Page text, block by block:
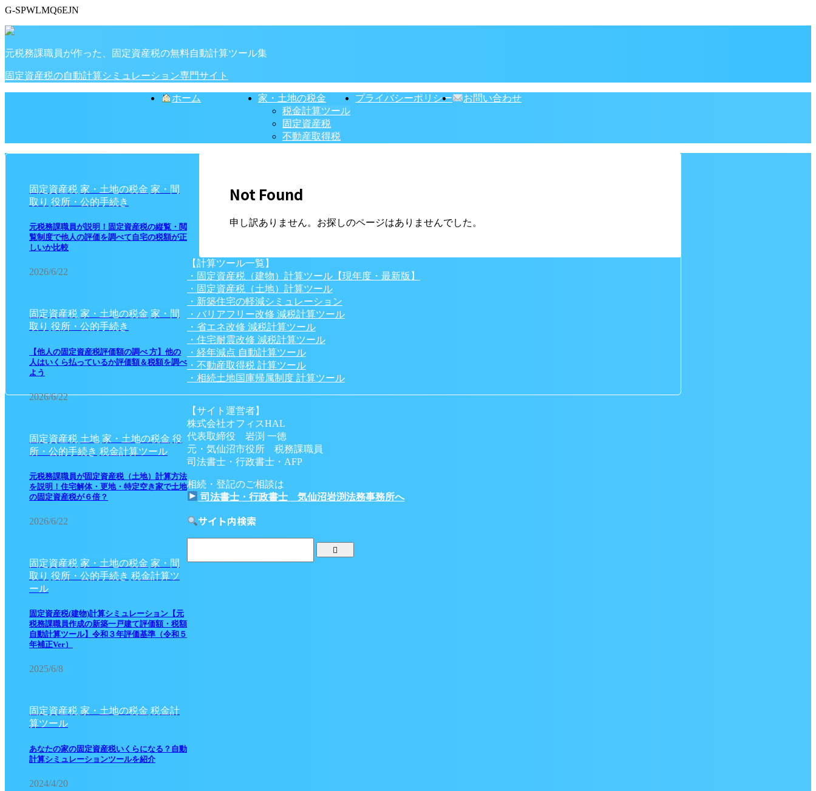
G-SPWLMQ6EJN
元税務課職員が作った、固定資産税の無料自動計算ツール集
固定資産税の自動計算シミュレーション専門サイト
ホーム
家・土地の税金
税金計算ツール
固定資産税
不動産取得税
プライバシーポリシー お問い合わせ
Not Found
申し訳ありません。お探しのページはありませんでした。
固定資産税 家・土地の税金 家・間
取り 役所・公的手続き
元税務課職員が説明！固定資産税の縦覧・閲
覧制度で他人の評価を調べて自宅の税額が正
しいか比較
2026/6/22
固定資産税 家・土地の税金 家・間
取り 役所・公的手続き
【他人の固定資産税評価額の調べ 方】他の
人はいくら払っているか評価額＆税額を調べ
よう
2026/6/22
固定資産税 土地 家・土地の税金 役
所・公的手続き 税金計算ツール
元税務課職員が固定資産税（土地）計算方法
を説明！住宅解体・更地・特定空き家で土地
の固定資産税が６倍？
2026/6/22
固定資産税 家・土地の税金 家・間
取り 役所・公的手続き 税金計算ツ
ール
固定資産税(建物)計算シミュレーション【元
税務課職員作成の新築一戸建て評価額・税額
自動計算ツール】令和３年評価基準（令和５
年補正Ver）
2025/6/8
固定資産税 家・土地の税金 税金計
算ツール
あなたの家の固定資産税いくらになる？自動
計算シミュレーションツールを紹介
2024/4/20
【計算ツール一覧】
・固定資産税（建物）計算ツール【現年度・最新版】
・固定資産税（土地）計算ツール
・新築住宅の軽減シミュレーション
・バリアフリー改修 減税計算ツール
・省エネ改修 減税計算ツール
・住宅耐震改修 減税計算ツール
・経年減点 自動計算ツール
・不動産取得税 計算ツール
・相続土地国庫帰属制度 計算ツール
【サイト運営者】
株式会社オフィスHAL
代表取締役 岩渕 一徳
元・気仙沼市役所 税務課職員
司法書士・行政書士・AFP
相続・登記のご相談は
司法書士・行政書士 気仙沼岩渕法務事務所へ
サイト内検索